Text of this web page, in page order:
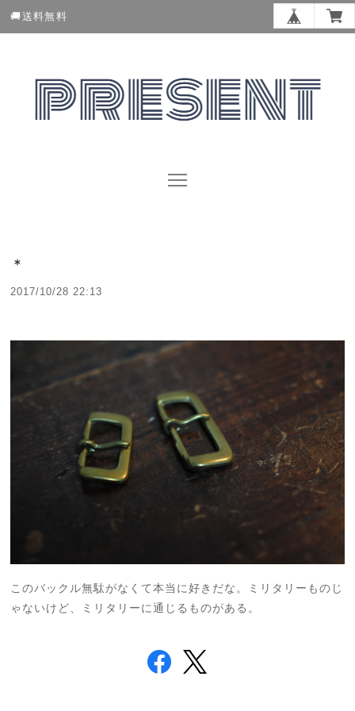
🚚送料無料
＊
2017/10/28 22:13
このバックル無駄がなくて本当に好きだな。ミリタリーものじ
ゃないけど、ミリタリーに通じるものがある。